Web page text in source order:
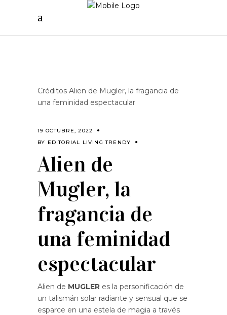
Créditos Alien de Mugler, la fragancia de
una feminidad espectacular
19 OCTUBRE, 2022
BY EDITORIAL LIVING TRENDY
Alien de
Mugler, la
fragancia de
una feminidad
espectacular
Alien de MUGLER es la personificación de
un talismán solar radiante y sensual que se
esparce en una estela de magia a través